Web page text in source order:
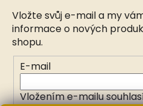
Vložte svůj e-mail a my
informace o nových
shopu.
E-mail
Vložením e-mailu